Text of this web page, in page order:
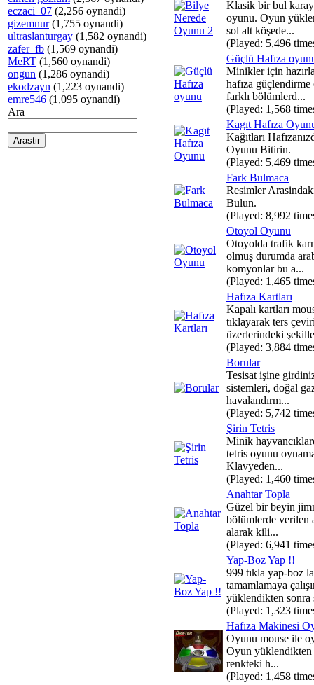
eczaci_07 (2,256 oynandi)
gizemnur(1,755 oynandi)
ultraslanturgay (1,582 oynandi)
zafer_fb (1,569 oynandi)
MeRT (1,560 oynandi)
ongun (1,286 oynandi)
ekodzayn (1,223 oynandi)
emre546 (1,095 oynandi)
Ara
Klasik bir bul
oyunu. Oyun
sol alt köşede...
(Played: 5,496
Güçlü Hafıza
Minikler için
hafıza
farklı bölümlerd...
(Played: 1,568
Kagıt Hafıza
Kağıtları
Oyunu Bitirin.
(Played: 5,469
Fark Bulmaca
Resimler
Bulun.
(Played: 8,992
Otoyol Oyunu
Otoyolda trafik
olmuş durumda
komyonlar bu a...
(Played: 1,465
Hafıza Kartları
Kapalı kartları
tıklayarak ters
üzerlerindeki
(Played: 3,884
Borular
Tesisat işine
sistemleri, doğal
havalandırm...
(Played: 5,742
Şirin Tetris
Minik
tetris oyunu
Klavyeden...
(Played: 1,460
Anahtar Topla
Güzel bir beyin
bölümlerde verilen
alarak kili...
(Played: 6,941
Yap-Boz Yap !!
999 tıkla yap-boz
tamamlamaya
yüklendikten sonra
(Played: 1,323
Hafıza Makinesi
Oyunu mouse ile
Oyun yüklendikten
renkteki h...
(Played: 1,458